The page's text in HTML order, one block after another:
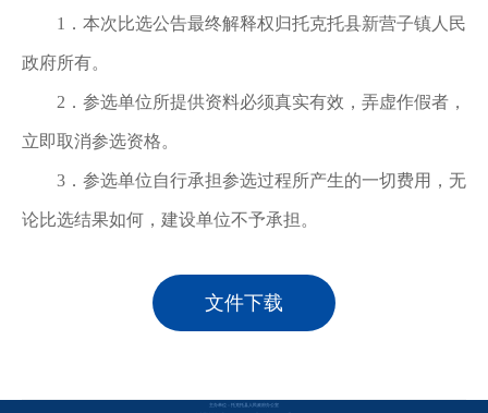
1．本次比选公告最终解释权归托克托县新营子镇人民
政府所有。
2．参选单位所提供资料必须真实有效，弄虚作假者，
立即取消参选资格。
3．参选单位自行承担参选过程所产生的一切费用，无
论比选结果如何，建设单位不予承担。
文件下载
主办单位：托克托县人民政府办公室